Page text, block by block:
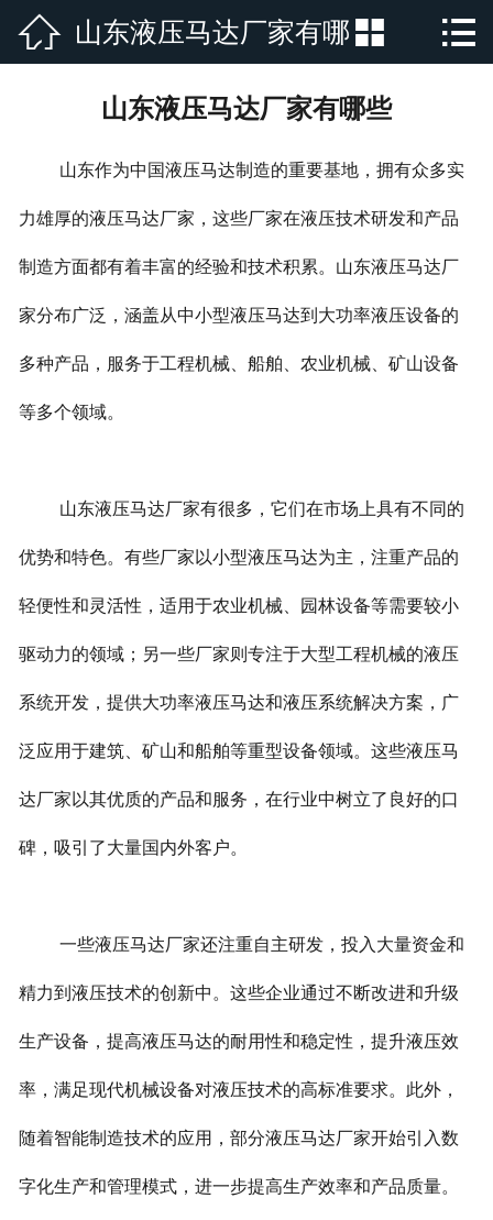
 网站首页
荣誉资质
行业新闻
 山东液压马达厂家有哪
些
 
山东液压马达厂家有哪些
山东作为中国液压马达制造的重要基地，拥有众多实
力雄厚的液压马达厂家，这些厂家在液压技术研发和产品
制造方面都有着丰富的经验和技术积累。山东液压马达厂
家分布广泛，涵盖从中小型液压马达到大功率液压设备的
多种产品，服务于工程机械、船舶、农业机械、矿山设备
等多个领域。
山东液压马达厂家有很多，它们在市场上具有不同的
优势和特色。有些厂家以小型液压马达为主，注重产品的
轻便性和灵活性，适用于农业机械、园林设备等需要较小
驱动力的领域；另一些厂家则专注于大型工程机械的液压
系统开发，提供大功率液压马达和液压系统解决方案，广
泛应用于建筑、矿山和船舶等重型设备领域。这些液压马
达厂家以其优质的产品和服务，在行业中树立了良好的口
碑，吸引了大量国内外客户。
一些液压马达厂家还注重自主研发，投入大量资金和
精力到液压技术的创新中。这些企业通过不断改进和升级
生产设备，提高液压马达的耐用性和稳定性，提升液压效
率，满足现代机械设备对液压技术的高标准要求。此外，
随着智能制造技术的应用，部分液压马达厂家开始引入数
字化生产和管理模式，进一步提高生产效率和产品质量。